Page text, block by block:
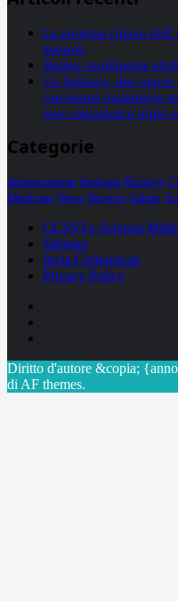
La proteina chiave
neuroni
Statine: inutilmente
Un farmaco, due
carcinoma mammario
seno metastatico triplo
Categorie
alimentazione biologia Biology
Medicina News Ricerca Salute
CCSVI e Sclerosi
Sitemap
Invia Comunicati
Privacy Policy
Diritto d'autore &copia;
di AF themes.